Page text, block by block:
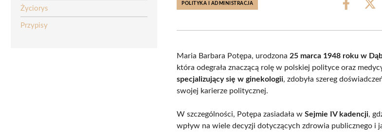
Życiorys
Przypisy
POLITYKA I ADMINISTRACJA
Share
Maria Barbara Potępa, urodzona 25 marca 1948 roku w
która odegrała znaczącą rolę w polskiej polityce oraz
specjalizujący się w ginekologii, zdobyła szereg
swojej karierze politycznej.
W szczególności, Potępa zasiadała wSejmie IV kadencji,
wpływ na wiele decyzji dotyczących zdrowia publicznego i